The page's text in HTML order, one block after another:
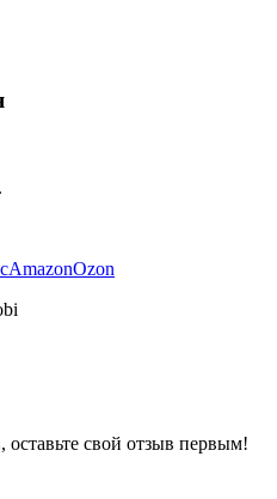
AmazonOzon
свой отзыв первым!